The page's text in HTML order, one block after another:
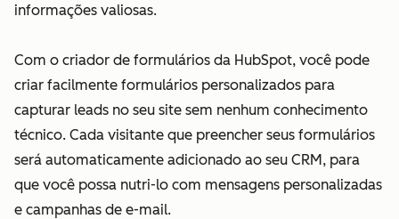
informações valiosas.
Com o criador de formulários da HubSpot, você pode
criar facilmente formulários personalizados para
capturar leads no seu site sem nenhum conhecimento
técnico. Cada visitante que preencher seus formulários
será automaticamente adicionado ao seu CRM, para
que você possa nutri-lo com mensagens personalizadas
e campanhas de e-mail.